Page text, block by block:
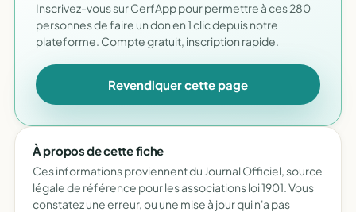
Inscrivez-vous sur CerfApp pour permettre à ces 280
personnes de faire un don en 1 clic depuis notre
plateforme. Compte gratuit, inscription rapide.
Revendiquer cette page
À propos de cette fiche
Ces informations proviennent du Journal Officiel, source
légale de référence pour les associations loi 1901. Vous
constatez une erreur, ou une mise à jour qui n'a pas